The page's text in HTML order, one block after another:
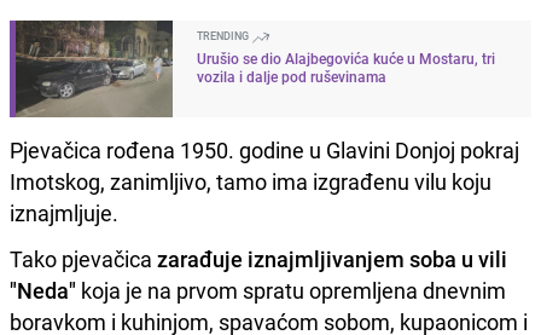
TRENDING
Urušio se dio Alajbegovića kuće u Mostaru, tri
vozila i dalje pod ruševinama
Pjevačica rođena 1950. godine u Glavini Donjoj pokraj
Imotskog, zanimljivo, tamo ima izgrađenu vilu koju
iznajmljuje.
Tako pjevačica zarađuje iznajmljivanjem soba u vili
"Neda" koja je na prvom spratu opremljena dnevnim
boravkom i kuhinjom, spavaćom sobom, kupaonicom i